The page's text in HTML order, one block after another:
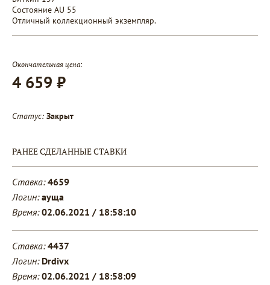
Состояние AU 55
Отличный коллекционный экземпляр.
Окончательная цена:
4 659 ₽
Статус: Закрыт
РАНЕЕ СДЕЛАННЫЕ СТАВКИ
Ставка: 4659
Логин: ауща
Время: 02.06.2021 / 18:58:10
Ставка: 4437
Логин: Drdivx
Время: 02.06.2021 / 18:58:09